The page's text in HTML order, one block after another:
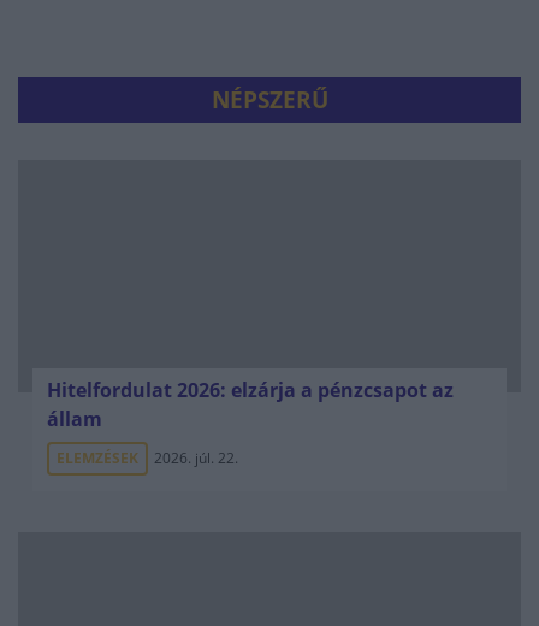
NÉPSZERŰ
Hitelfordulat 2026: elzárja a pénzcsapot az
állam
ELEMZÉSEK 2026. júl. 22.